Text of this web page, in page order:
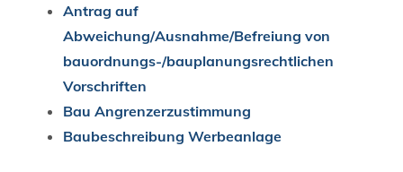
Antrag auf
Abweichung/Ausnahme/Befreiung von
bauordnungs-/bauplanungsrechtlichen
Vorschriften
Bau Angrenzerzustimmung
Baubeschreibung Werbeanlage